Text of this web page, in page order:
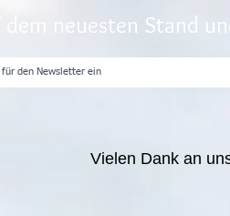
dem neuesten Stand
Vielen Dank an